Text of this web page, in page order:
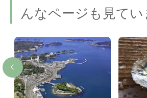
んなページも見てい